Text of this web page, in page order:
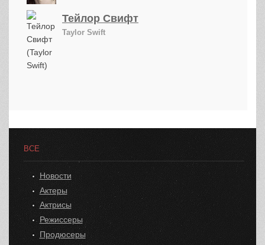
Тейлор Свифт
Taylor Swift
ВСЕ
Новости
Актеры
Актрисы
Режиссеры
Продюсеры